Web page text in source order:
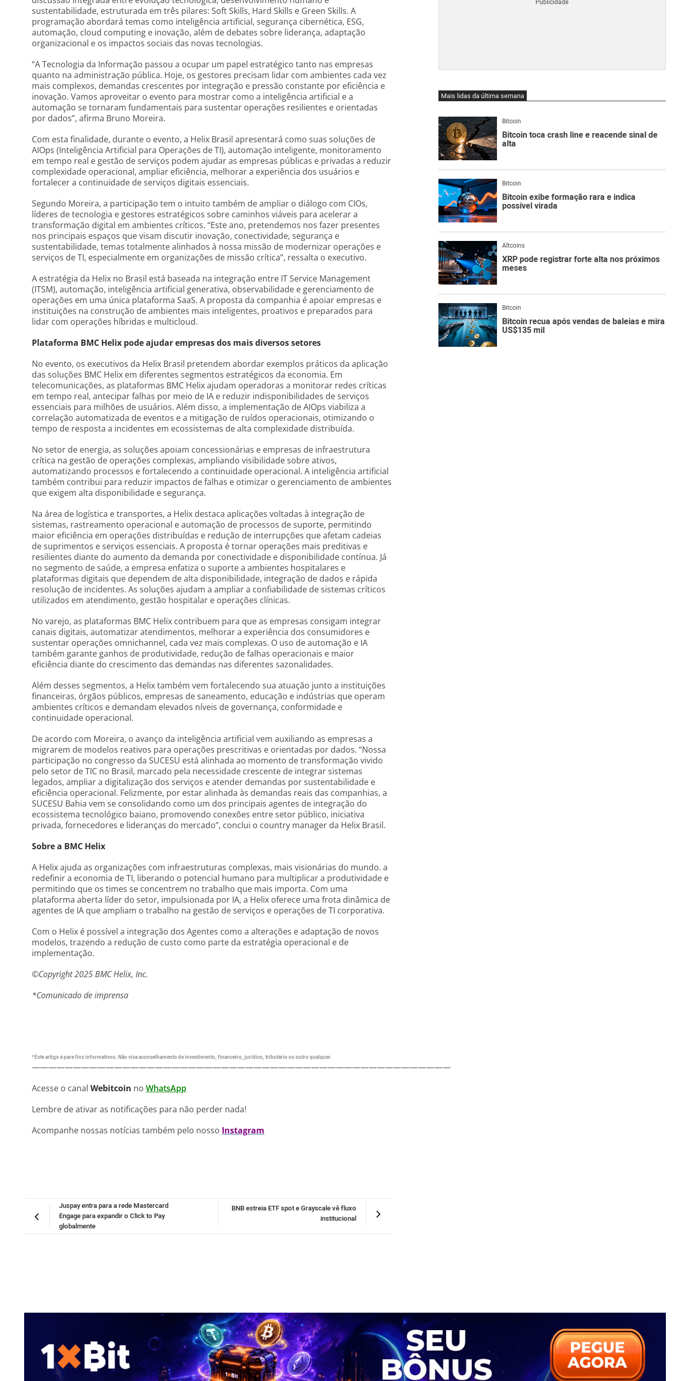
sustentabilidade, estruturada em três pilares: Soft Skills, Hard Skills e Green Skills. A
programação abordará temas como inteligência artificial, segurança cibernética, ESG,
automação, cloud computing e inovação, além de debates sobre liderança, adaptação
organizacional e os impactos sociais das novas tecnologias.
“A Tecnologia da Informação passou a ocupar um papel estratégico tanto nas empresas
quanto na administração pública. Hoje, os gestores precisam lidar com ambientes cada vez
mais complexos, demandas crescentes por integração e pressão constante por eficiência e
inovação. Vamos aproveitar o evento para mostrar como a inteligência artificial e a
automação se tornaram fundamentais para sustentar operações resilientes e orientadas
por dados”, afirma Bruno Moreira.
Com esta finalidade, durante o evento, a Helix Brasil apresentará como suas soluções de
AIOps (Inteligência Artificial para Operações de TI), automação inteligente, monitoramento
em tempo real e gestão de serviços podem ajudar as empresas públicas e privadas a reduzir
complexidade operacional, ampliar eficiência, melhorar a experiência dos usuários e
fortalecer a continuidade de serviços digitais essenciais.
Segundo Moreira, a participação tem o intuito também de ampliar o diálogo com CIOs,
líderes de tecnologia e gestores estratégicos sobre caminhos viáveis para acelerar a
transformação digital em ambientes críticos. “Este ano, pretendemos nos fazer presentes
nos principais espaços que visam discutir inovação, conectividade, segurança e
sustentabilidade, temas totalmente alinhados à nossa missão de modernizar operações e
serviços de TI, especialmente em organizações de missão crítica”, ressalta o executivo.
A estratégia da Helix no Brasil está baseada na integração entre IT Service Management
(ITSM), automação, inteligência artificial generativa, observabilidade e gerenciamento de
operações em uma única plataforma SaaS. A proposta da companhia é apoiar empresas e
instituições na construção de ambientes mais inteligentes, proativos e preparados para
lidar com operações híbridas e multicloud.
Plataforma BMC Helix pode ajudar empresas dos mais diversos setores
No evento, os executivos da Helix Brasil pretendem abordar exemplos práticos da aplicação
das soluções BMC Helix em diferentes segmentos estratégicos da economia. Em
telecomunicações, as plataformas BMC Helix ajudam operadoras a monitorar redes críticas
em tempo real, antecipar falhas por meio de IA e reduzir indisponibilidades de serviços
essenciais para milhões de usuários. Além disso, a implementação de AIOps viabiliza a
correlação automatizada de eventos e a mitigação de ruídos operacionais, otimizando o
tempo de resposta a incidentes em ecossistemas de alta complexidade distribuída.
No setor de energia, as soluções apoiam concessionárias e empresas de infraestrutura
crítica na gestão de operações complexas, ampliando visibilidade sobre ativos,
automatizando processos e fortalecendo a continuidade operacional. A inteligência artificial
também contribui para reduzir impactos de falhas e otimizar o gerenciamento de ambientes
que exigem alta disponibilidade e segurança.
Na área de logística e transportes, a Helix destaca aplicações voltadas à integração de
sistemas, rastreamento operacional e automação de processos de suporte, permitindo
maior eficiência em operações distribuídas e redução de interrupções que afetam cadeias
de suprimentos e serviços essenciais. A proposta é tornar operações mais preditivas e
resilientes diante do aumento da demanda por conectividade e disponibilidade contínua. Já
no segmento de saúde, a empresa enfatiza o suporte a ambientes hospitalares e
plataformas digitais que dependem de alta disponibilidade, integração de dados e rápida
resolução de incidentes. As soluções ajudam a ampliar a confiabilidade de sistemas críticos
utilizados em atendimento, gestão hospitalar e operações clínicas.
No varejo, as plataformas BMC Helix contribuem para que as empresas consigam integrar
canais digitais, automatizar atendimentos, melhorar a experiência dos consumidores e
sustentar operações omnichannel, cada vez mais complexas. O uso de automação e IA
também garante ganhos de produtividade, redução de falhas operacionais e maior
eficiência diante do crescimento das demandas nas diferentes sazonalidades.
Além desses segmentos, a Helix também vem fortalecendo sua atuação junto a instituições
financeiras, órgãos públicos, empresas de saneamento, educação e indústrias que operam
ambientes críticos e demandam elevados níveis de governança, conformidade e
continuidade operacional.
De acordo com Moreira, o avanço da inteligência artificial vem auxiliando as empresas a
migrarem de modelos reativos para operações prescritivas e orientadas por dados. “Nossa
participação no congresso da SUCESU está alinhada ao momento de transformação vivido
pelo setor de TIC no Brasil, marcado pela necessidade crescente de integrar sistemas
legados, ampliar a digitalização dos serviços e atender demandas por sustentabilidade e
eficiência operacional. Felizmente, por estar alinhada às demandas reais das companhias, a
SUCESU Bahia vem se consolidando como um dos principais agentes de integração do
ecossistema tecnológico baiano, promovendo conexões entre setor público, iniciativa
privada, fornecedores e lideranças do mercado”, conclui o country manager da Helix Brasil.
Sobre a BMC Helix
A Helix ajuda as organizações com infraestruturas complexas, mais visionárias do mundo. a
redefinir a economia de TI, liberando o potencial humano para multiplicar a produtividade e
permitindo que os times se concentrem no trabalho que mais importa. Com uma
plataforma aberta líder do setor, impulsionada por IA, a Helix oferece uma frota dinâmica de
agentes de IA que ampliam o trabalho na gestão de serviços e operações de TI corporativa.
Com o Helix é possível a integração dos Agentes como a alterações e adaptação de novos
modelos, trazendo a redução de custo como parte da estratégia operacional e de
implementação.
©Copyright 2025 BMC Helix, Inc.
*Comunicado de imprensa
*Este artigo é para fins informativos. Não visa aconselhamento de investimento, financeiro, jurídico, tributário ou outro qualquer.
———————————————————————————————————————————————————
Acesse o canal Webitcoin no WhatsApp
Lembre de ativar as notificações para não perder nada!
Acompanhe nossas notícias também pelo nosso Instagram
BNB estreia ETF spot e Grayscale vê fluxo
institucional
Juspay entra para a rede Mastercard
Engage para expandir o Click to Pay
globalmente
Mais lidas da última semana
Bitcoin
Bitcoin toca crash line e reacende sinal de
alta
Bitcoin
Bitcoin exibe formação rara e indica
possível virada
Altcoins
XRP pode registrar forte alta nos próximos
meses
Bitcoin
Bitcoin recua após vendas de baleias e mira
US$135 mil